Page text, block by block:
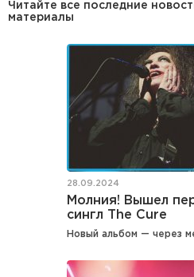
Читайте все последние
материалы
28.09.2024
Молния! Вышел
сингл The Cure
Новый альбом — через